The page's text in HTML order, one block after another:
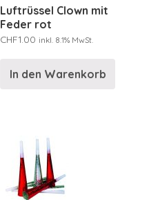
Luftrüssel Clown mit
Feder rot
CHF1.00 inkl. 8.1% MwSt.
In den Warenkorb